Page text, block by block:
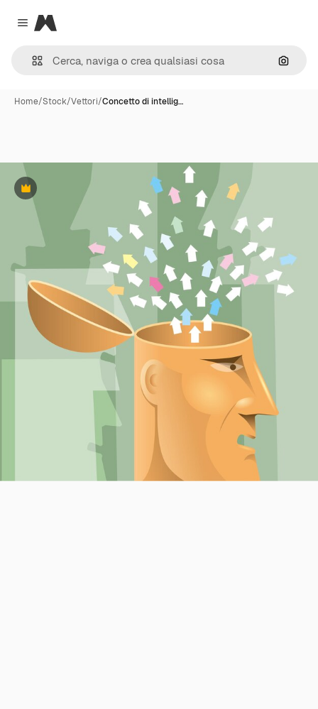
Close menu
Magnific
Cerca
Home/Stock/Vettori/Concetto di intellig…
Premium